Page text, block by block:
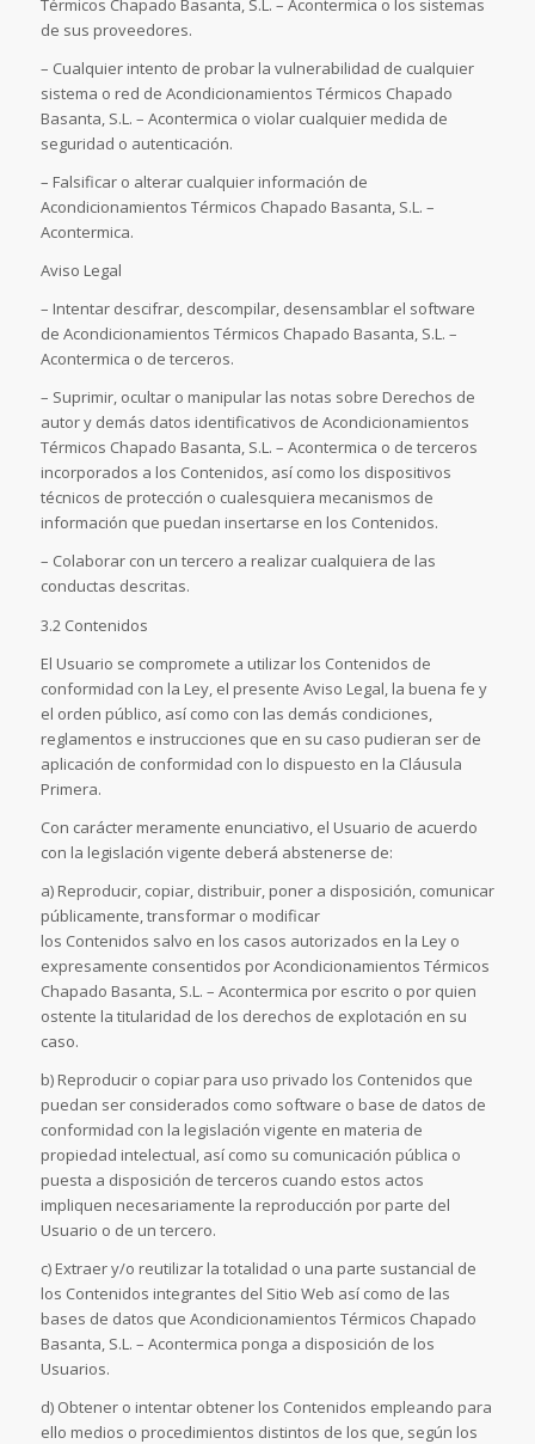
Térmicos Chapado Basanta, S.L. – Acontermica o los sistemas
de sus proveedores.
– Cualquier intento de probar la vulnerabilidad de cualquier
sistema o red de Acondicionamientos Térmicos Chapado
Basanta, S.L. – Acontermica o violar cualquier medida de
seguridad o autenticación.
– Falsificar o alterar cualquier información de
Acondicionamientos Térmicos Chapado Basanta, S.L. –
Acontermica.
Aviso Legal
– Intentar descifrar, descompilar, desensamblar el software
de Acondicionamientos Térmicos Chapado Basanta, S.L. –
Acontermica o de terceros.
– Suprimir, ocultar o manipular las notas sobre Derechos de
autor y demás datos identificativos de Acondicionamientos
Térmicos Chapado Basanta, S.L. – Acontermica o de terceros
incorporados a los Contenidos, así como los dispositivos
técnicos de protección o cualesquiera mecanismos de
información que puedan insertarse en los Contenidos.
– Colaborar con un tercero a realizar cualquiera de las
conductas descritas.
3.2 Contenidos
El Usuario se compromete a utilizar los Contenidos de
conformidad con la Ley, el presente Aviso Legal, la buena fe y
el orden público, así como con las demás condiciones,
reglamentos e instrucciones que en su caso pudieran ser de
aplicación de conformidad con lo dispuesto en la Cláusula
Primera.
Con carácter meramente enunciativo, el Usuario de acuerdo
con la legislación vigente deberá abstenerse de:
a) Reproducir, copiar, distribuir, poner a disposición, comunicar
públicamente, transformar o modificar
los Contenidos salvo en los casos autorizados en la Ley o
expresamente consentidos por Acondicionamientos Térmicos
Chapado Basanta, S.L. – Acontermica por escrito o por quien
ostente la titularidad de los derechos de explotación en su
caso.
b) Reproducir o copiar para uso privado los Contenidos que
puedan ser considerados como software o base de datos de
conformidad con la legislación vigente en materia de
propiedad intelectual, así como su comunicación pública o
puesta a disposición de terceros cuando estos actos
impliquen necesariamente la reproducción por parte del
Usuario o de un tercero.
c) Extraer y/o reutilizar la totalidad o una parte sustancial de
los Contenidos integrantes del Sitio Web así como de las
bases de datos que Acondicionamientos Térmicos Chapado
Basanta, S.L. – Acontermica ponga a disposición de los
Usuarios.
d) Obtener o intentar obtener los Contenidos empleando para
ello medios o procedimientos distintos de los que, según los